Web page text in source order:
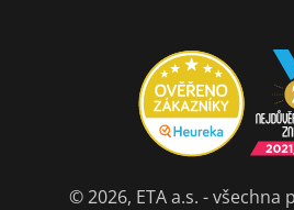
© 2026, ETA a.s. - všechna